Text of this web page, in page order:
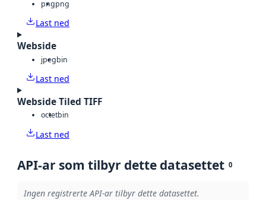
pngpng
Last ned
Webside
jpegbin
Last ned
Webside Tiled TIFF
octetbin
Last ned
API-ar som tilbyr dette datasettet 0
Ingen registrerte API-ar tilbyr dette datasettet.